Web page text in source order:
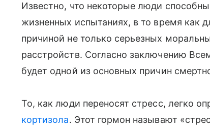
Известно, что некоторые люди
жизненных испытаниях, в то время как
причиной не только серьезных
расстройств. Согласно заключению
будет одной из основных причин
То, как люди переносят стресс, легко
кортизола. Этот гормон называют